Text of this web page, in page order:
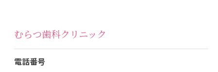
むらつ歯科クリニック
電話番号